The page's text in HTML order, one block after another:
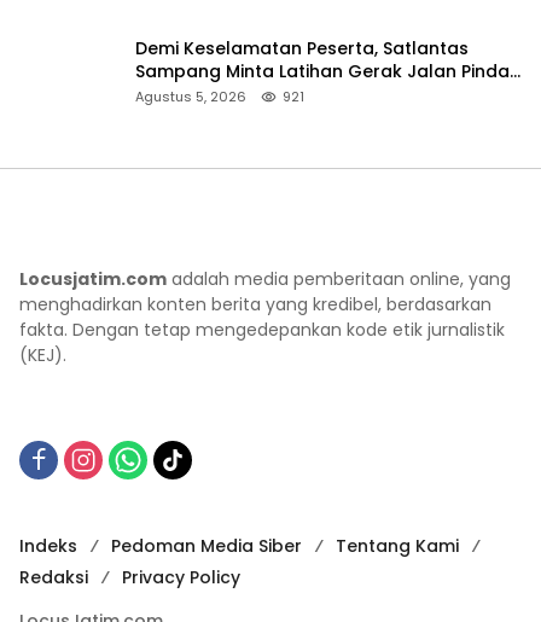
Demi Keselamatan Peserta, Satlantas
Sampang Minta Latihan Gerak Jalan Pindah
ke Lokasi Aman
Agustus 5, 2026 921
Locusjatim.com adalah media pemberitaan online, yang
menghadirkan konten berita yang kredibel, berdasarkan
fakta. Dengan tetap mengedepankan kode etik jurnalistik
(KEJ).
Indeks Pedoman Media Siber
Tentang Kami
Redaksi
Privacy Policy